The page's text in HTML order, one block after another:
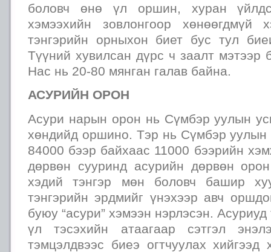
боловч өнө үл оршин, хуран
хэмээхийн зовлонгоор хөнөөгдмүй
тэнгэрийн орныхон биет бус тул
Түүний хувилсан дүрс ч заалт мэтээр
Нас нь 20-80 мянган галав байна.
АСУРИЙН ОРОН
Асури нарын орон нь Сүмбэр уулын
хөндийд оршино. Тэр нь Сүмбэр
84000 бээр байхаас 11000 бээрийн
дөрвөн сууринд асурийн дөрвөн
хэдий тэнгэр мөн боловч башир
тэнгэрийн эрдмийг үнэхээр авч
буюу “асури” хэмээн нэрлэсэн.
үл тэсэхийн атаагаар сэтгэл
тэмцэлдвээс биеэ огтчуулах хийгээд